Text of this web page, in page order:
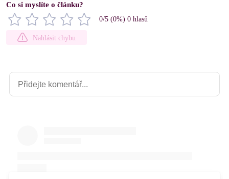
Co si myslíte o článku?
0/5 (0%) 0 hlasů
Nahlásit chybu